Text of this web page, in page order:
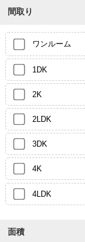
間取り
ワンルーム
1DK
2K
2LDK
3DK
4K
4LDK
面積